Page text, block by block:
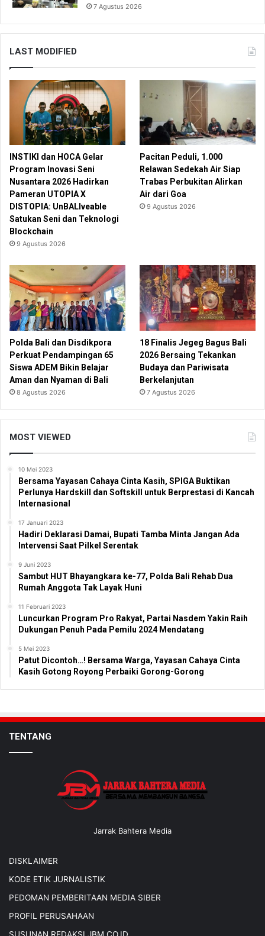
7 Agustus 2026
LAST MODIFIED
INSTIKI dan HOCA Gelar
Program Inovasi Seni
Nusantara 2026 Hadirkan
Pameran UTOPIA X
DISTOPIA: UnBALIveable
Satukan Seni dan Teknologi
Blockchain
9 Agustus 2026
Pacitan Peduli, 1.000
Relawan Sedekah Air Siap
Trabas Perbukitan Alirkan
Air dari Goa
9 Agustus 2026
Polda Bali dan Disdikpora
Perkuat Pendampingan 65
Siswa ADEM Bikin Belajar
Aman dan Nyaman di Bali
8 Agustus 2026
18 Finalis Jegeg Bagus Bali
2026 Bersaing Tekankan
Budaya dan Pariwisata
Berkelanjutan
7 Agustus 2026
MOST VIEWED
10 Mei 2023
Bersama Yayasan Cahaya Cinta Kasih, SPIGA Buktikan
Perlunya Hardskill dan Softskill untuk Berprestasi di Kancah
Internasional
17 Januari 2023
Hadiri Deklarasi Damai, Bupati Tamba Minta Jangan Ada
Intervensi Saat Pilkel Serentak
9 Juni 2023
Sambut HUT Bhayangkara ke-77, Polda Bali Rehab Dua
Rumah Anggota Tak Layak Huni
11 Februari 2023
Luncurkan Program Pro Rakyat, Partai Nasdem Yakin Raih
Dukungan Penuh Pada Pemilu 2024 Mendatang
5 Mei 2023
Patut Dicontoh…! Bersama Warga, Yayasan Cahaya Cinta
Kasih Gotong Royong Perbaiki Gorong-Gorong
TENTANG
Jarrak Bahtera Media
DISKLAIMER
KODE ETIK JURNALISTIK
PEDOMAN PEMBERITAAN MEDIA SIBER
PROFIL PERUSAHAAN
SUSUNAN REDAKSI JBM.CO.ID